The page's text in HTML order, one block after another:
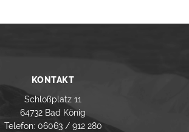
KONTAKT
Schloßplatz 11
64732 Bad König
Telefon: 06063 / 912 280